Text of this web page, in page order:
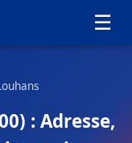
☰
: Adresse,